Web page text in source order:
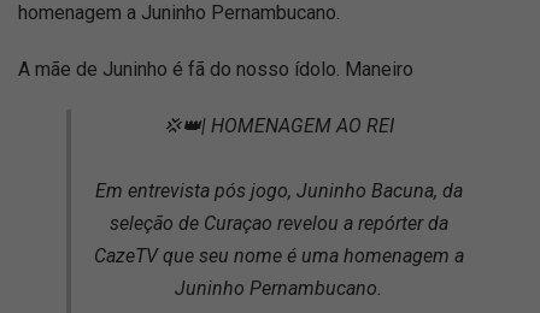
homenagem a Juninho Pernambucano.
A mãe de Juninho é fã do nosso ídolo. Maneiro
💢👑| HOMENAGEM AO REI
Em entrevista pós jogo, Juninho Bacuna, da
seleção de Curaçao revelou a repórter da
CazeTV que seu nome é uma homenagem a
Juninho Pernambucano.